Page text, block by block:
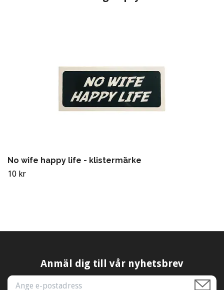
No wife happy life - klistermärke
10 kr
Anmäl dig till vår nyhetsbrev